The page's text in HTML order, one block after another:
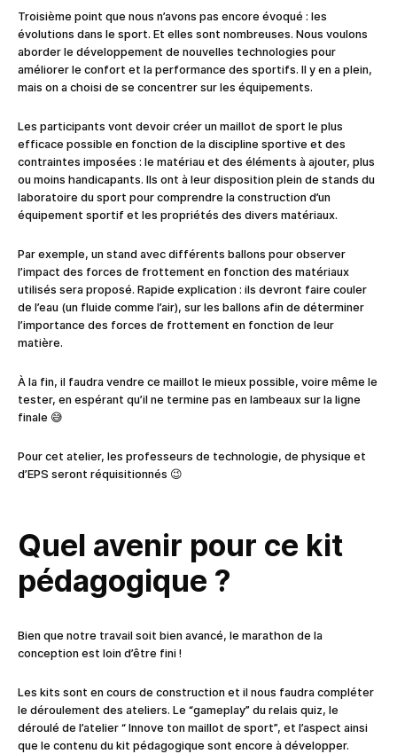
Troisième point que nous n’avons pas encore évoqué : les
évolutions dans le sport. Et elles sont nombreuses. Nous voulons
aborder le développement de nouvelles technologies pour
améliorer le confort et la performance des sportifs. Il y en a plein,
mais on a choisi de se concentrer sur les équipements.
Les participants vont devoir créer un maillot de sport le plus
efficace possible en fonction de la discipline sportive et des
contraintes imposées : le matériau et des éléments à ajouter, plus
ou moins handicapants. Ils ont à leur disposition plein de stands du
laboratoire du sport pour comprendre la construction d’un
équipement sportif et les propriétés des divers matériaux.
Par exemple, un stand avec différents ballons pour observer
l’impact des forces de frottement en fonction des matériaux
utilisés sera proposé. Rapide explication : ils devront faire couler
de l’eau (un fluide comme l’air), sur les ballons afin de déterminer
l’importance des forces de frottement en fonction de leur
matière.
À la fin, il faudra vendre ce maillot le mieux possible, voire même le
tester, en espérant qu’il ne termine pas en lambeaux sur la ligne
finale 😅
Pour cet atelier, les professeurs de technologie, de physique et
d’EPS seront réquisitionnés 😉
Quel avenir pour ce kit
pédagogique ?
Bien que notre travail soit bien avancé, le marathon de la
conception est loin d’être fini !
Les kits sont en cours de construction et il nous faudra compléter
le déroulement des ateliers. Le “gameplay” du relais quiz, le
déroulé de l’atelier “ Innove ton maillot de sport”, et l’aspect ainsi
que le contenu du kit pédagogique sont encore à développer.